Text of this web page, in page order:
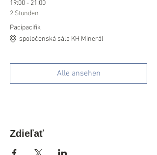
19:00 - 21:00
2 Stunden
Pacipacifik
spoločenská sála KH Minerál
Alle ansehen
Zdieľať